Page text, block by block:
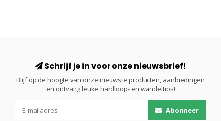
Schrijf je in voor onze nieuwsbrief!
Blijf op de hoogte van onze nieuwste producten, aanbiedingen
en ontvang leuke hardloop- en wandeltips!
Abonneer